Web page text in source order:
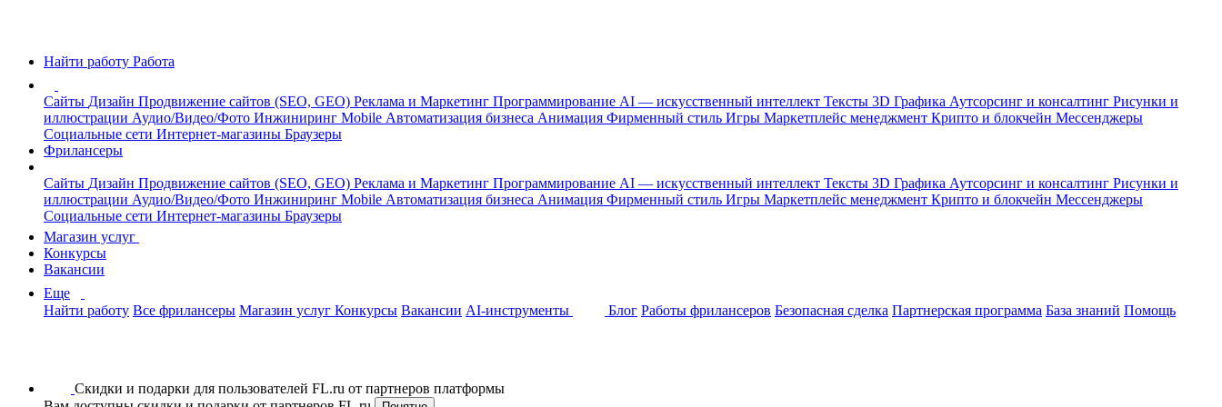
Найти работу Работа
Сайты Дизайн Продвижение сайтов (SEO, GEO) Реклама и Маркетинг Программирование AI — искусственный интеллект Тексты 3D Графика Аутсорсинг и консалтинг Рисунки и
иллюстрации Аудио/Видео/Фото Инжиниринг Mobile Автоматизация бизнеса Анимация Фирменный стиль Игры Маркетплейс менеджмент Крипто и блокчейн Мессенджеры
Социальные сети Интернет-магазины Браузеры
Фрилансеры
Сайты Дизайн Продвижение сайтов (SEO, GEO) Реклама и Маркетинг Программирование AI — искусственный интеллект Тексты 3D Графика Аутсорсинг и консалтинг Рисунки и
иллюстрации Аудио/Видео/Фото Инжиниринг Mobile Автоматизация бизнеса Анимация Фирменный стиль Игры Маркетплейс менеджмент Крипто и блокчейн Мессенджеры
Социальные сети Интернет-магазины Браузеры
Магазин услуг
Конкурсы
Вакансии
Еще
Найти работу Все фрилансеры Магазин услуг Конкурсы Вакансии AI-инструменты Блог Работы фрилансеров Безопасная сделка Партнерская программа База знаний Помощь
Скидки и подарки для пользователей FL.ru от партнеров платформы